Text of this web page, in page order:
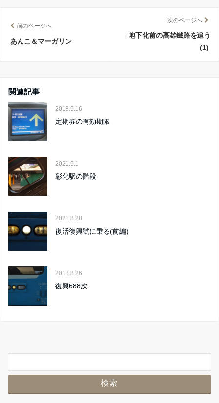
前のページへ
あんこ＆マーガリン
次のページへ
地下化前の高雄鐵路を追う
(1)
関連記事
2018.5.16
定期券の有効期限
2021.5.1
彰化駅の階段
2021.8.28
復活復興號に乗る(前編)
2018.8.26
復興688次